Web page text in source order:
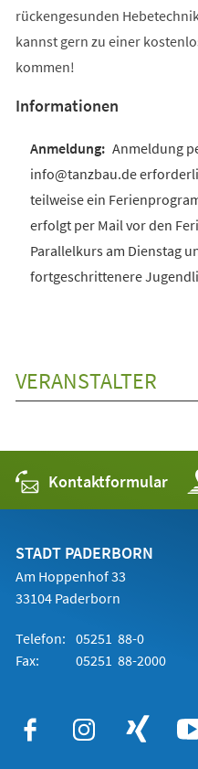
rückengesunden
kannst gern zu einer
kommen!
Informationen
Anmeldung
info@tanzbau.de
teilweise ein
erfolgt per Mail vor den
Parallelkurs am Dienstag
fortgeschrittenere
VERANSTALTER
Kontaktformular
STADT PADERBORN
Am Hoppenhof 33
33104 Paderborn
Telefon: 05251 88-0
Fax:
05251 88-2000